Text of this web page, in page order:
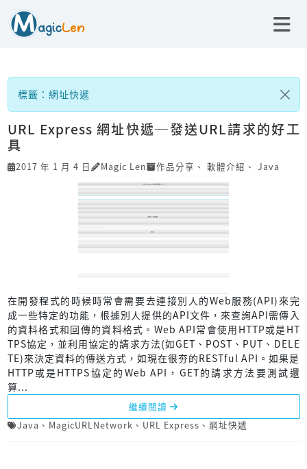
標籤：網址快遞
URL Express 網址快遞─發送URL請求的好工
具
2017 年 1 月 4 日 Magic Len 作品分享 、 軟體介紹 、 Java
在開發程式的時候時常會需要去連接別人的Web服務(API)來完
成一些特定的功能，根據別人提供的API文件，來查詢API需傳入
的資料格式和回傳的資料格式。Web API常會使用HTTP或是HT
TPS協定，並利用協定的請求方法(如GET、POST、PUT、DELE
TE)來決定資料的傳送方式，如現在很夯的RESTful API。如果是
HTTP或是HTTPS協定的Web API，GET的請求方法要測試還
算...
繼續閱讀
Java 、 MagicURLNetwork 、 URL Express 、 網址快遞